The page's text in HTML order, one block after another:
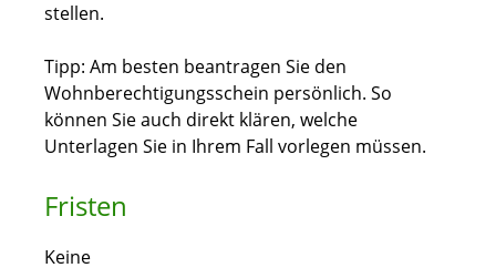
stellen.
Tipp: Am besten beantragen Sie den
Wohnberechtigungsschein persönlich. So
können Sie auch direkt klären, welche
Unterlagen Sie in Ihrem Fall vorlegen müssen.
Fristen
Keine